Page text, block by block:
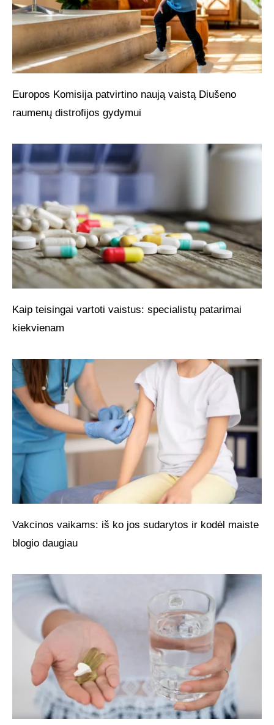
Europos Komisija patvirtino naują vaistą Diušeno
raumenų distrofijos gydymui
Kaip teisingai vartoti vaistus: specialistų patarimai
kiekvienam
Vakcinos vaikams: iš ko jos sudarytos ir kodėl maiste
blogio daugiau